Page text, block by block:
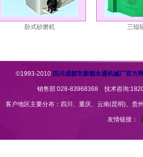
卧式砂磨机 三辊研
©1993-2010 四川成都市新都永通机械厂官方
销售部:028-83968368 技术咨询
客户地区主要分布：四川、重庆、云南(昆明)、贵
友情链接：